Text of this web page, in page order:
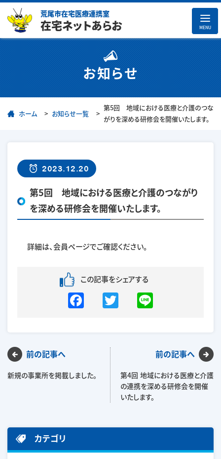
MENU
荒尾市在宅医療連携室
在宅ネットあらお
お知らせ
ホーム お知らせ一覧
第5回 地域における医療と介護のつな
がりを深める研修会を開催いたします。
2023.12.20
第5回 地域における医療と介護のつながり
を深める研修会を開催いたします。
詳細は、会員ページでご確認ください。
この記事をシェアする
c
o
itt
e
前の記事へ
新規の事業所を掲載しました。
前の記事へ
第4回 地域における医療と介護
の連携を深める研修会を開催
いたします。
カテゴリ